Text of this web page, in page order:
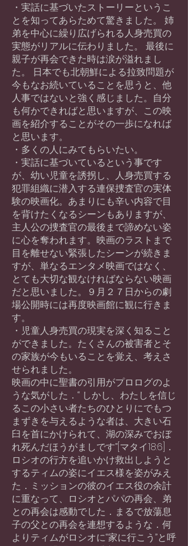
・実話に基づいたストーリーというこ
とを知ってあらためて驚きました。 姉
弟を中心に繰り広げられる人身売買の
実態がリアルに伝わりました。 最後に
親子が再会できた時は涙が溢れまし
た。 日本でも北朝鮮による拉致問題が
今もなお続いていることを思うと、他
人事ではないと強く感じました。自分
も何かできればと思いますが、この映
画を紹介することがその一歩になれば
と思います。
・多くの人にみてもらいたい。
・実話に基づいているという事です
が、幼い児童を誘拐し、人身売買する
犯罪組織に潜入する連保捜査官の実体
験の映画化。あまりにも辛い内容で目
を背けたくなるシーンもありますが、
主人公の捜査官の最後まで諦めない姿
に心を奪われます。映画のラストまで
目を離せない緊張したシーンが続きま
すが、単なるエンタメ映画ではなく、
とても大切な観なければならない映画
だと思いました。９月２７日からの劇
場公開時には再度映画館に観に行きま
す。
・児童人身売買の現実を深く知ること
ができました。たくさんの被害者とそ
の家族が今もいることを覚え、考えさ
せられました。
映画の中に聖書の引用がプロログのよ
うな気がした．“ しかし、わたしを信じ
るこの小さい者たちのひとりにでもつ
まずきを与えるような者は、大きい石
臼を首にかけられて、湖の深みでおぼ
れ死んだほうがましです”[マタイ18:6]．
ロシオの行方を追いかけ救出しようと
するティムの姿にイエス様を姿がみえ
た．ミッションの彼のイエス役の余計
に重なって、ロシオとパパの再会、弟
との再会は感動でした．まるで放蕩息
子の父との再会を連想するような．何
よりティムがロシオに“家に行こう”と呼